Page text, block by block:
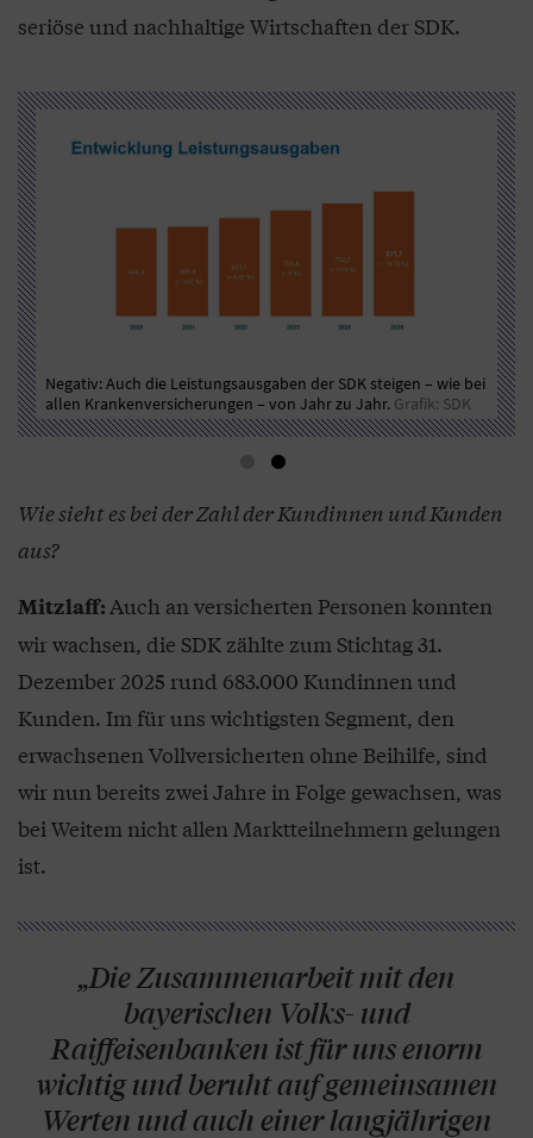
seriöse und nachhaltige Wirtschaften der SDK.
Negativ: Auch die Leistungsausgaben der SDK steigen – wie bei
allen Krankenversicherungen – von Jahr zu Jahr. Grafik: SDK
Wie sieht es bei der Zahl der Kundinnen und Kunden
aus?
Mitzlaff:Auch an versicherten Personen konnten
wir wachsen, die SDK zählte zum Stichtag 31.
Dezember 2025 rund 683.000 Kundinnen und
Kunden. Im für uns wichtigsten Segment, den
erwachsenen Vollversicherten ohne Beihilfe, sind
wir nun bereits zwei Jahre in Folge gewachsen, was
bei Weitem nicht allen Marktteilnehmern gelungen
ist.
„Die Zusammenarbeit mit den
bayerischen Volks- und
Raiffeisenbanken ist für uns enorm
wichtig und beruht auf gemeinsamen
Werten und auch einer langjährigen